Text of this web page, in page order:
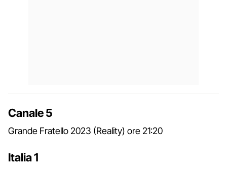
Canale 5
Grande Fratello 2023 (Reality) ore 21:20
Italia 1